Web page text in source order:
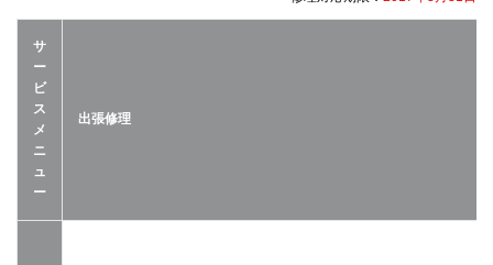
サ
ー
ビ
ス
メ
ニ
ュ
ー
出張修理